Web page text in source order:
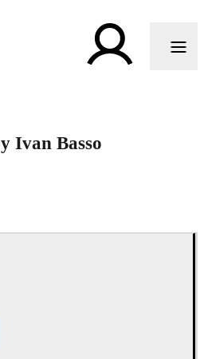
Ivan Basso